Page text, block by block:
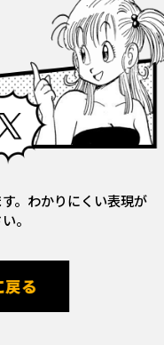
X
。わかりにくい表現が
。
戻る